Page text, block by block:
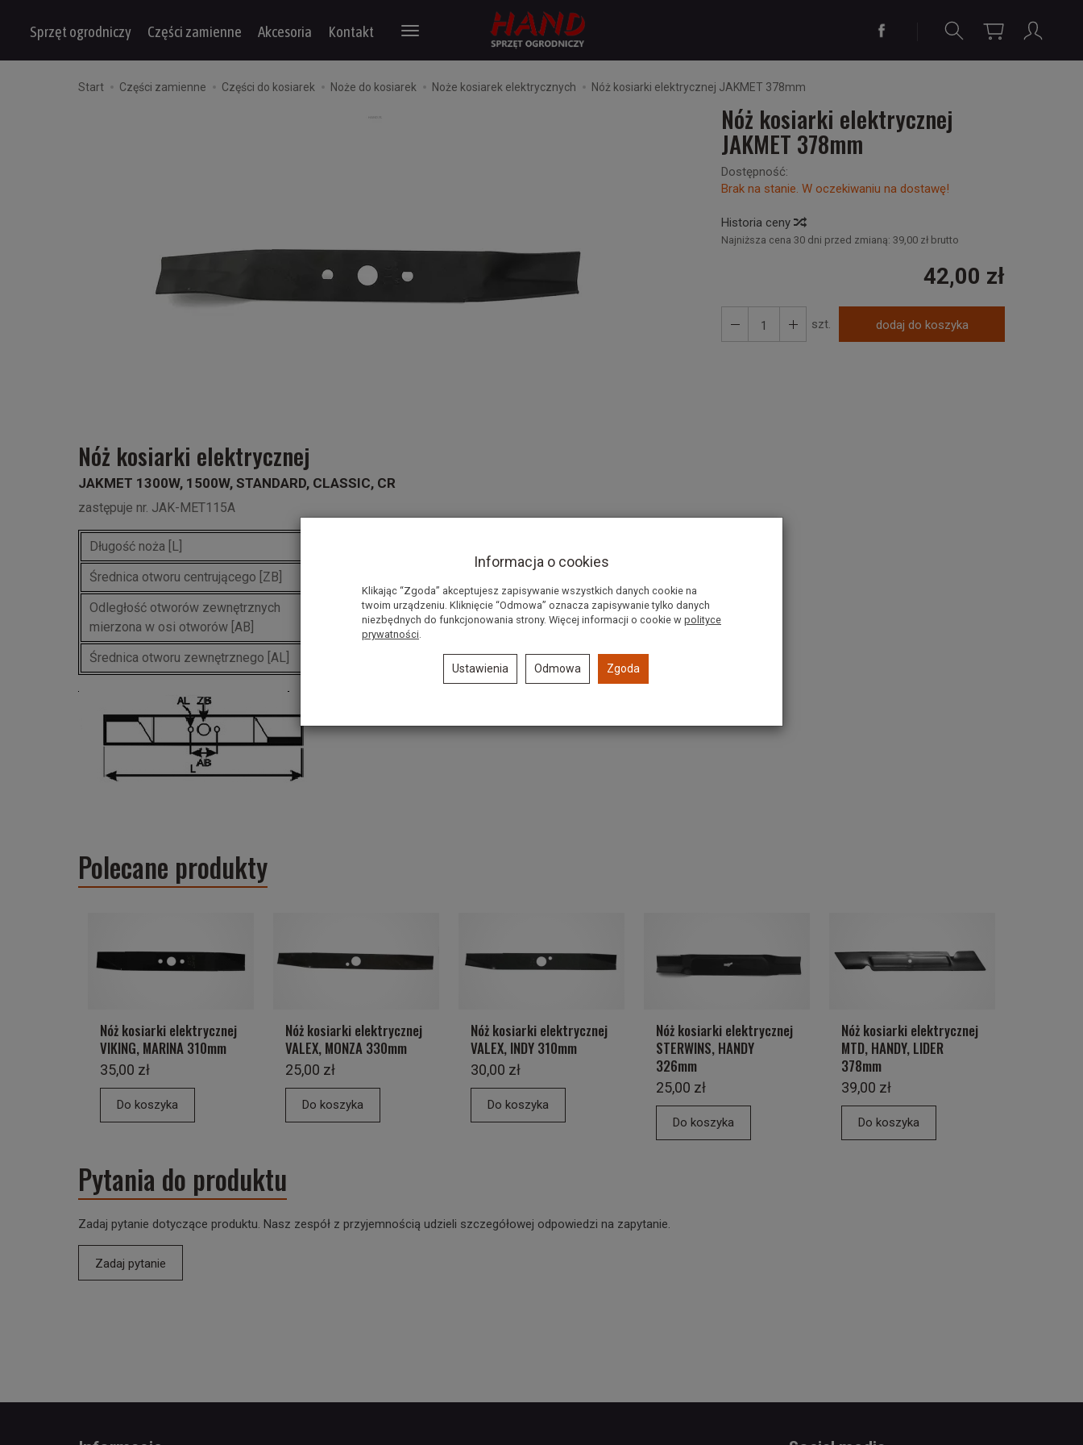
Sprzęt ogrodniczy Części zamienne Akcesoria Kontakt
Start Części zamienne Części do kosiarek Noże do kosiarek Noże kosiarek elektrycznych Nóż kosiarki elektrycznej JAKMET 378mm
Nóż kosiarki elektrycznej
JAKMET 378mm
Dostępność:
Brak na stanie. W oczekiwaniu na dostawę!
Historia ceny
Najniższa cena 30 dni przed zmianą:39,00 zł brutto
42,00 zł
szt. dodaj do koszyka
Nóż kosiarki elektrycznej
JAKMET 1300W, 1500W, STANDARD, CLASSIC, CR
zastępuje nr. JAK-MET115A
Długość noża [L]
Średnica otworu centrującego [ZB]
Odległość otworów zewnętrznych
mierzona w osi otworów [AB]
70mm
Średnica otworu zewnętrznego [AL]
Polecane produkty
Nóż kosiarki elektrycznej
VIKING, MARINA 310mm
35,00 zł
Do koszyka
Nóż kosiarki elektrycznej
VALEX, MONZA 330mm
25,00 zł
Do koszyka
Nóż kosiarki elektrycznej
VALEX, INDY 310mm
30,00 zł
Do koszyka
Nóż kosiarki elektrycznej
STERWINS, HANDY
326mm
25,00 zł
Do koszyka
Nóż kosiarki elektrycznej
MTD, HANDY, LIDER
378mm
39,00 zł
Do koszyka
Pytania do produktu
Zadaj pytanie dotyczące produktu. Nasz zespół z przyjemnością udzieli szczegółowej odpowiedzi na zapytanie.
Zadaj pytanie
Informacja o cookies
Klikając “Zgoda” akceptujesz zapisywanie wszystkich danych cookie na
twoim urządzeniu. Kliknięcie “Odmowa” oznacza zapisywanie tylko danych
niezbędnych do funkcjonowania strony. Więcej informacji o cookie w polityce
prywatności.
Ustawienia Odmowa Zgoda